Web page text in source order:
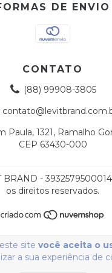
site você aceita o
a sua experiência de
DE ENVIO
CONTATO
(88) 99908-3805
Paula, 1321, Ramalho
CEP 63430-000
-
os direitos reservados.